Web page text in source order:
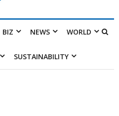
BIZ NEWS WORLD
SUSTAINABILITY